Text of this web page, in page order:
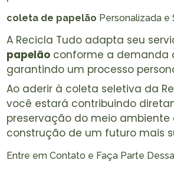
coleta de papelão Personalizada
A Recicla Tudo adapta seu
papelão conforme a demanda
garantindo um processo
Ao aderir à coleta seletiva da
você estará contribuindo
preservação do meio ambiente
construção de um futuro mais
Entre em Contato e Faça Parte